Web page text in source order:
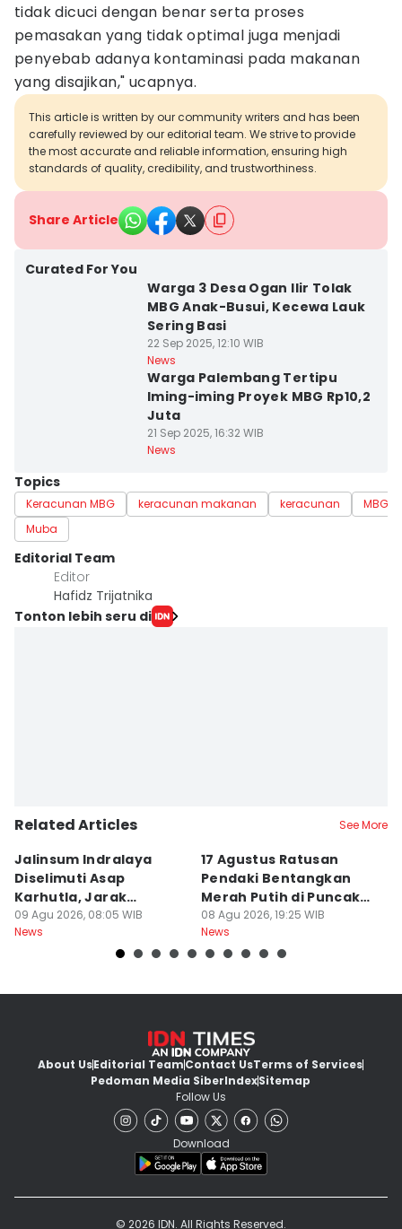
tidak dicuci dengan benar serta proses
pemasakan yang tidak optimal juga menjadi
penyebab adanya kontaminasi pada makanan
yang disajikan," ucapnya.
This article is written by our community writers and has been
carefully reviewed by our editorial team. We strive to provide
the most accurate and reliable information, ensuring high
standards of quality, credibility, and trustworthiness.
Share Article
Curated For You
Warga 3 Desa Ogan Ilir Tolak
MBG Anak-Busui, Kecewa Lauk
Sering Basi
22 Sep 2025, 12:10 WIB
News
Warga Palembang Tertipu
Iming-iming Proyek MBG Rp10,2
Juta
21 Sep 2025, 16:32 WIB
News
Topics
Keracunan MBG keracunan makanan keracunan
MBG
Muba
Editorial Team
Editor
Hafidz Trijatnika
Tonton lebih seru di
Related Articles See More
Jalinsum Indralaya
Diselimuti Asap
Karhutla, Jarak
Pandang 30 Meter
09 Agu 2026, 08:05 WIB
News
17 Agustus Ratusan
Pendaki Bentangkan
Merah Putih di Puncak
Dempo
08 Agu 2026, 19:25 WIB
News
About UsEditorial TeamContact UsTerms of Services
Pedoman Media SiberIndexSitemap
Follow Us
Download
© 2026 IDN. All Rights Reserved.